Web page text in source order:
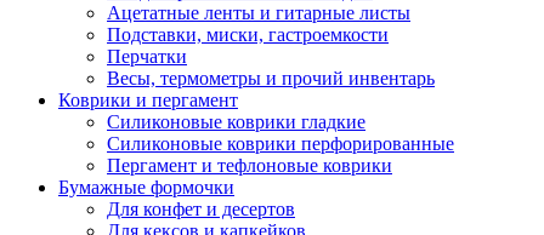
Ацетатные ленты и гитарные листы
Подставки, миски, гастроемкости
Перчатки
Весы, термометры и прочий инвентарь
Коврики и пергамент
Силиконовые коврики гладкие
Силиконовые коврики перфорированные
Пергамент и тефлоновые коврики
Бумажные формочки
Для конфет и десертов
Для кексов и капкейков